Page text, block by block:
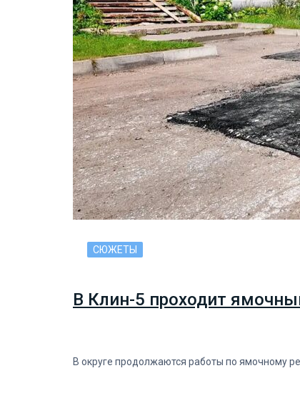
СЮЖЕТЫ
В Клин-5 проходит
В округе продолжаются работы по ямочному